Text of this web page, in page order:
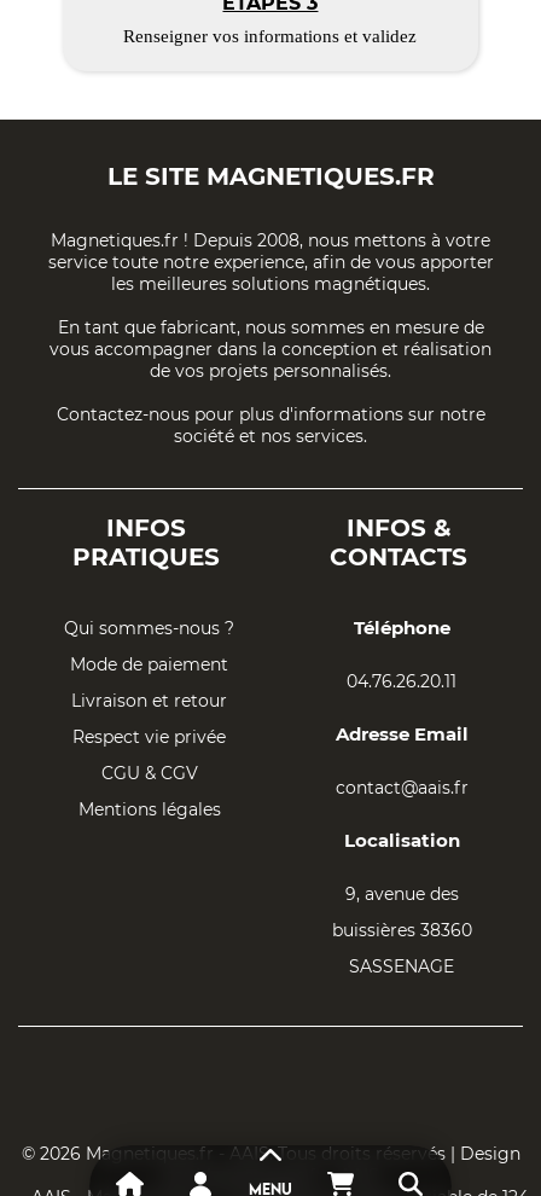
MENU
Renseigner vos informations et validez
LE SITE MAGNETIQUES.FR
Magnetiques.fr ! Depuis 2008, nous mettons à votre
service toute notre experience, afin de vous apporter
les meilleures solutions magnétiques.
En tant que fabricant, nous sommes en mesure de
vous accompagner dans la conception et réalisation
de vos projets personnalisés.
Contactez-nous pour plus d'informations sur notre
société et nos services.
INFOS
PRATIQUES
Qui sommes-nous ?
Mode de paiement
Livraison et retour
Respect vie privée
CGU & CGV
Mentions légales
INFOS &
CONTACTS
Téléphone
04.76.26.20.11
Adresse Email
contact@aais.fr
Localisation
9, avenue des
buissières 38360
SASSENAGE
© 2026 Magnetiques.fr - AAIS. Tous droits réservés | Design
par Magnetiques.fr - AAIS